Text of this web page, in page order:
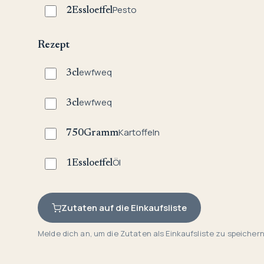
2EssloeffelPesto
Rezept
3clewfweq
3clewfweq
750GrammKartoffeln
1EssloeffelÖl
Zutaten auf die Einkaufsliste
Melde dich an, um die Zutaten als Einkaufsliste zu